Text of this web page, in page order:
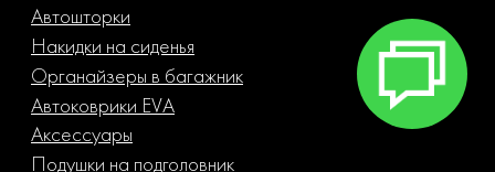
Автошторки
Накидки на сиденья
Органайзеры в багажник
Автоковрики EVA
Аксессуары
Подушки на подголовник